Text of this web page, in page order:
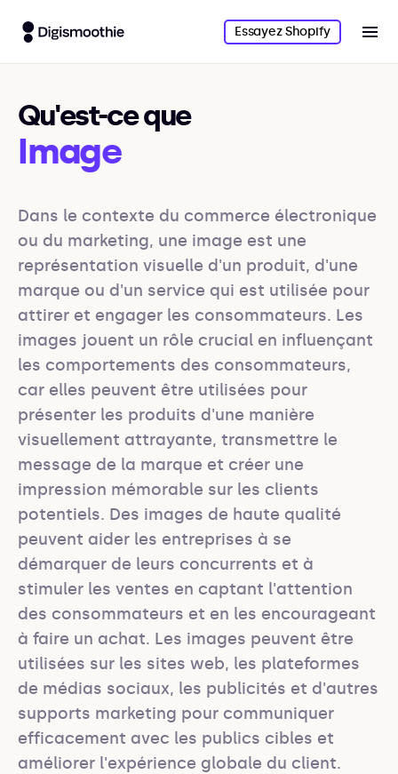
Essayez Shopify
Qu'est-ce que
Image
Dans le contexte du commerce électronique
ou du marketing, une image est une
représentation visuelle d'un produit, d'une
marque ou d'un service qui est utilisée pour
attirer et engager les consommateurs. Les
images jouent un rôle crucial en influençant
les comportements des consommateurs,
car elles peuvent être utilisées pour
présenter les produits d'une manière
visuellement attrayante, transmettre le
message de la marque et créer une
impression mémorable sur les clients
potentiels. Des images de haute qualité
peuvent aider les entreprises à se
démarquer de leurs concurrents et à
stimuler les ventes en captant l'attention
des consommateurs et en les encourageant
à faire un achat. Les images peuvent être
utilisées sur les sites web, les plateformes
de médias sociaux, les publicités et d'autres
supports marketing pour communiquer
efficacement avec les publics cibles et
améliorer l'expérience globale du client.